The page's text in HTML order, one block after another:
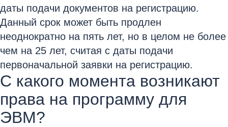
даты подачи документов на регистрацию.
Данный срок может быть продлен
неоднократно на пять лет, но в целом не более
чем на 25 лет, считая с даты подачи
первоначальной заявки на регистрацию.
С какого момента возникают
права на программу для
ЭВМ?